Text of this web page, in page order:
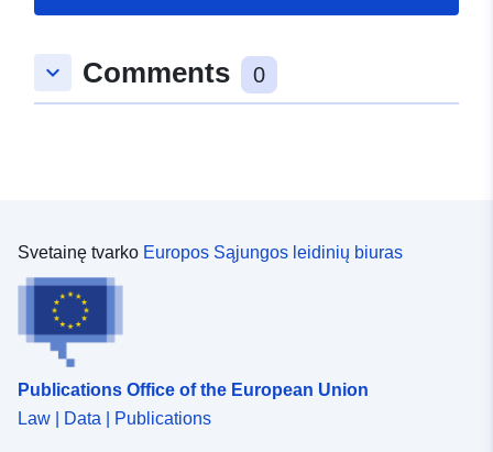
keyboard_arrow_down Comments 0
Svetainę tvarko Europos Sąjungos leidinių biuras
Publications Office of the European Union
Law | Data | Publications